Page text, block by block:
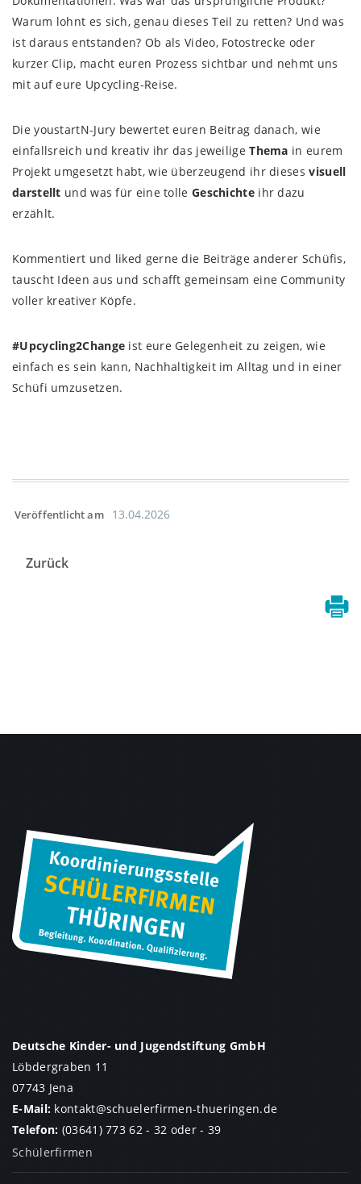
Warum lohnt es sich, genau dieses Teil zu retten? Und was
ist daraus entstanden? Ob als Video, Fotostrecke oder
kurzer Clip, macht euren Prozess sichtbar und nehmt uns
mit auf eure Upcycling-Reise.
Die youstartN-Jury bewertet euren Beitrag danach, wie
einfallsreich und kreativ ihr das jeweiligeThema in eurem
Projekt umgesetzt habt, wie überzeugend ihr diesesvisuell
darstellt und was für eine tolle Geschichteihr dazu
erzählt.
Kommentiert und liked gerne die Beiträge anderer Schüfis,
tauscht Ideen aus und schafft gemeinsam eine Community
voller kreativer Köpfe.
#Upcycling2Change ist eure Gelegenheit zu zeigen, wie
einfach es sein kann, Nachhaltigkeit im Alltag und in einer
Schüfi umzusetzen.
Veröffentlicht am 13.04.2026
Zurück
Deutsche Kinder- und Jugendstiftung GmbH
Löbdergraben 11
07743 Jena
E-Mail: kontakt@schuelerfirmen-thueringen.de
Telefon: (03641) 773 62 - 32 oder- 39
Schülerfirmen